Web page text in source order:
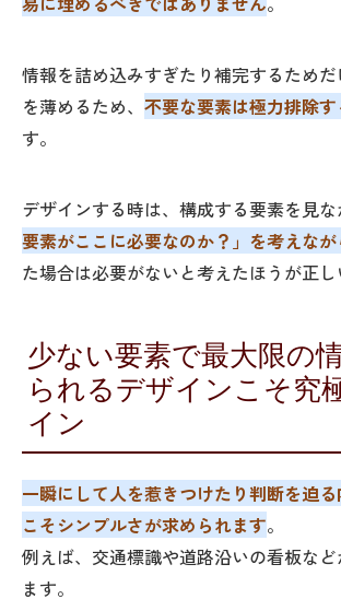
情報を詰め込みすぎたり補完するため
を薄めるため、 不要な要素は極力排除
す。
デザインする時は、構成する要素を見な
要素がここに必要なのか？」を考えなが
た場合は必要がないと考えたほうが正し
少ない要素で最大限の
られるデザインこそ究
イン
一瞬にして人を惹きつけたり判断を迫
こそシンプルさが求められます。
例えば、交通標識や道路沿いの看板など
ます。